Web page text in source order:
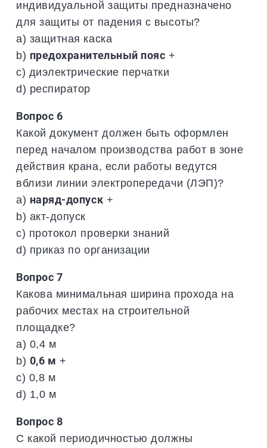
индивидуальной защиты предназначено
для защиты от падения с высоты?
a) защитная каска
b) предохранительный пояс +
c) диэлектрические перчатки
d) респиратор
Вопрос 6
Какой документ должен быть оформлен
перед началом производства работ в зоне
действия крана, если работы ведутся
вблизи линии электропередачи (ЛЭП)?
a) наряд-допуск +
b) акт-допуск
c) протокол проверки знаний
d) приказ по организации
Вопрос 7
Какова минимальная ширина прохода на
рабочих местах на строительной
площадке?
a) 0,4 м
b) 0,6 м +
c) 0,8 м
d) 1,0 м
Вопрос 8
С какой периодичностью должны